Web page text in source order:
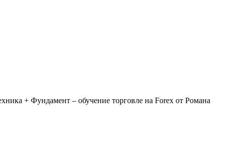
+ Фундамент – обучение торговле на Forex от Романа